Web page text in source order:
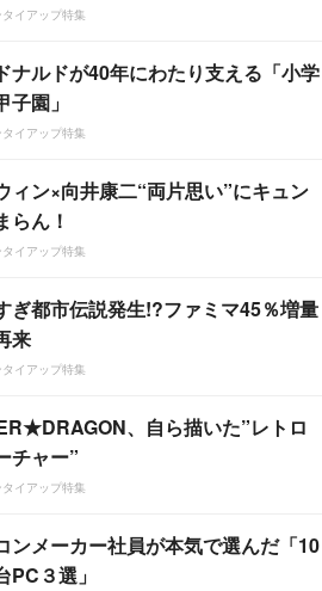
イアップ特集
ナルドが40年にわたり支える「小学
子園」
イアップ特集
ィン×向井康二“両片思い”にキュン
らん！
イアップ特集
ぎ都市伝説発生!?ファミマ45％増量
来
イアップ特集
、自ら描いた”レトロ
チャー”
イアップ特集
ンメーカー社員が本気で選んだ「10
PC３選」